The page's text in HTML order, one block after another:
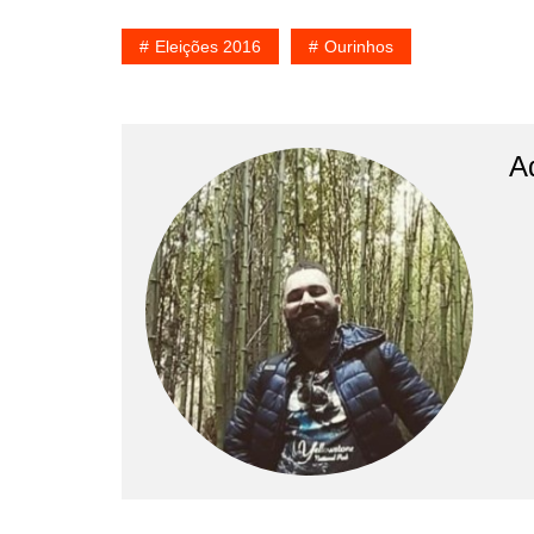
Eleições 2016 Ourinhos